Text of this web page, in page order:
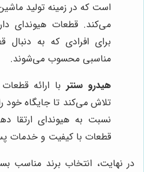
است که در زمینه تولید
می‌کند. قطعات هیوندای
برای افرادی که به دنبال
مناسبی محسوب می‌شوند.
هیدرو سنتر با ارائه
تلاش می‌کند تا جایگاه خود
نسبت به هیوندای ارتقا
قطعات با کیفیت و خدمات
در نهایت، انتخاب برند مناسب